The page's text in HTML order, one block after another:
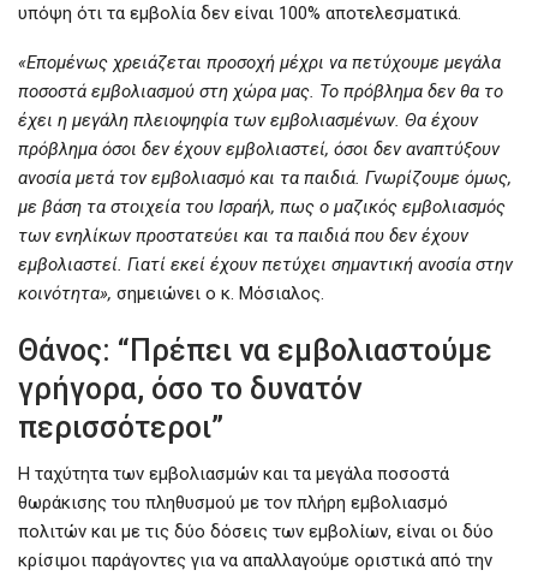
υπόψη ότι τα εμβολία δεν είναι 100% αποτελεσματικά.
«Επομένως χρειάζεται προσοχή μέχρι να πετύχουμε μεγάλα
ποσοστά εμβολιασμού στη χώρα μας. Το πρόβλημα δεν θα το
έχει η μεγάλη πλειοψηφία των εμβολιασμένων. Θα έχουν
πρόβλημα όσοι δεν έχουν εμβολιαστεί, όσοι δεν αναπτύξουν
ανοσία μετά τον εμβολιασμό και τα παιδιά. Γνωρίζουμε όμως,
με βάση τα στοιχεία του Ισραήλ, πως o μαζικός εμβολιασμός
των ενηλίκων προστατεύει και τα παιδιά που δεν έχουν
εμβολιαστεί. Γιατί εκεί έχουν πετύχει σημαντική ανοσία στην
κοινότητα», σημειώνει ο κ. Μόσιαλος.
Θάνος: “Πρέπει να εμβολιαστούμε
γρήγορα, όσο το δυνατόν
περισσότεροι”
Η ταχύτητα των εμβολιασμών και τα μεγάλα ποσοστά
θωράκισης του πληθυσμού με τον πλήρη εμβολιασμό
πολιτών και με τις δύο δόσεις των εμβολίων, είναι οι δύο
κρίσιμοι παράγοντες για να απαλλαγούμε οριστικά από την